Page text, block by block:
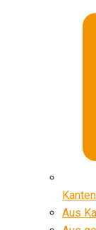
Aus